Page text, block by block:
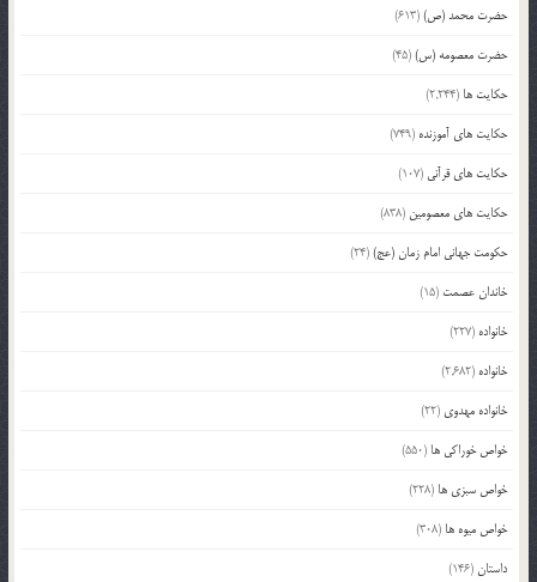
حضرت محمد (ص)(613)
حضرت معصومه (س)(45)
حکایت ها (2,244)
حکایت های آموزنده (749)
حکایت های قرآنی (107)
حکایت های معصومین (838)
حکومت جهانی امام زمان (عج)(24)
خاندان عصمت (15)
خانواده (227)
خانواده (2,682)
خانواده مهدوی (22)
خواص خوراکی ها (550)
خواص سبزی ها (228)
خواص میوه ها (308)
داستان(146)